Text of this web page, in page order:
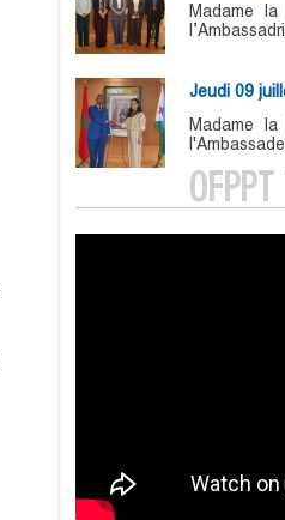
Madame
Jeudi 09
Madame